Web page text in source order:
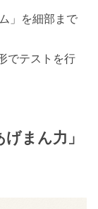
」を細部まで
でテストを行
まん力」